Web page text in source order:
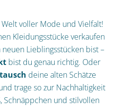
voller Mode und Vielfalt!
Kleidungsstücke verkaufen
Lieblingsstücken bist –
bist du genau richtig. Oder
deine alten Schätze
trage so zur Nachhaltigkeit
Schnäppchen und stilvollen